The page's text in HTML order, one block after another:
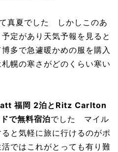
真夏でした しかしこのあ
定があり天気予報を見ると
多で急遽暖かめの服を購入
幌の寒さがどのくらい寒い
福岡 2泊とRitz Carlton
で無料宿泊でした マイル
と気軽に旅に行けるのがポ
ではこれがとっても有り難